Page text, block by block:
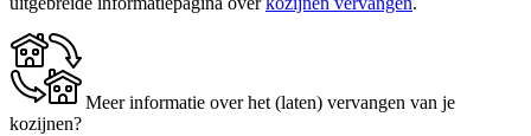
Meer informatie over het (laten) vervangen van je
kozijnen?